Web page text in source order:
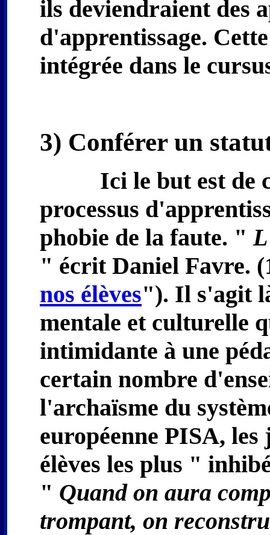
ils deviendraient des
d'apprentissage.
intégrée dans le
3) Conférer un
Ici le but est de
processus
phobie de la faute. "
" écrit Daniel Favre.
nos élèves"). Il s'agit
mentale et culturelle
intimidante à une
certain nombre
l'archaïsme du
européenne PISA,
élèves les plus "
" Quand on aura
trompant, on